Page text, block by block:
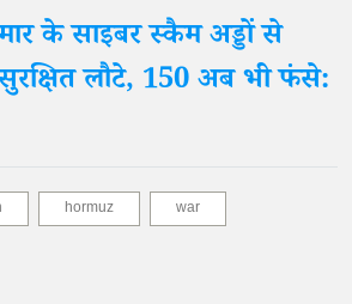
के साइबर स्कैम अड्डों से
लौटे, 150 अब भी फंसे:
hormuz war